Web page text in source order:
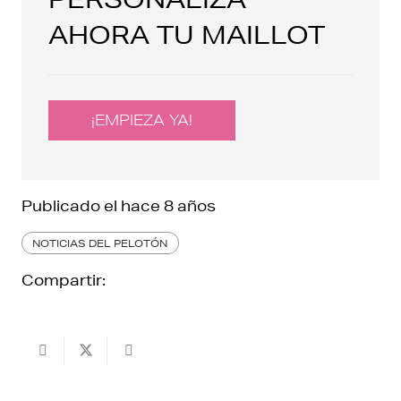
AHORA TU MAILLOT
¡EMPIEZA YA!
Publicado el hace 8 años
NOTICIAS DEL PELOTÓN
Compartir: